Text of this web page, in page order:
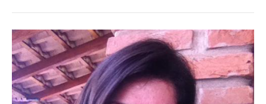
Depoimento
da
aluna
e
voluntária